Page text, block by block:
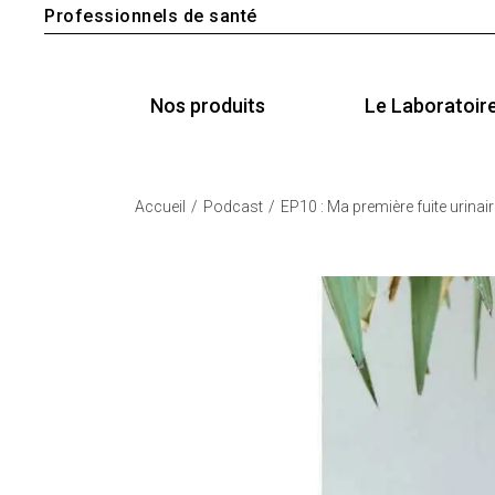
Professionnels de santé
Nos produits Le
Accueil Podcast EP10 : Ma première fuite